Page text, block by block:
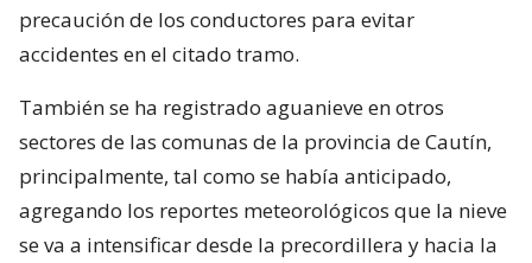
precaución de los conductores para evitar
accidentes en el citado tramo.
También se ha registrado aguanieve en otros
sectores de las comunas de la provincia de Cautín,
principalmente, tal como se había anticipado,
agregando los reportes meteorológicos que la nieve
se va a intensificar desde la precordillera y hacia la